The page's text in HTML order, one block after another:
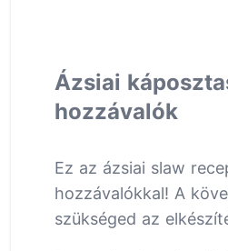
Ázsiai
hozzávalók
Ez az ázsiai slaw
hozzávalókkal! A
szükséged az